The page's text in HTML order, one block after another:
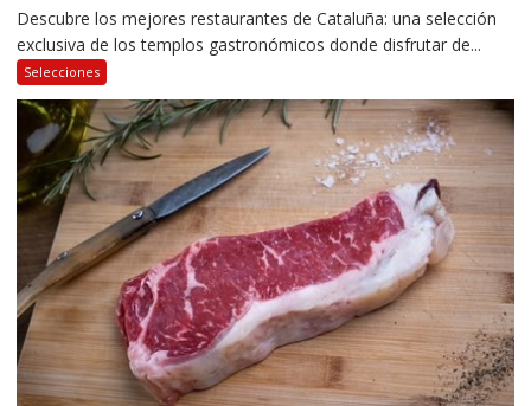
Descubre los mejores restaurantes de Cataluña: una selección
exclusiva de los templos gastronómicos donde disfrutar de...
Selecciones